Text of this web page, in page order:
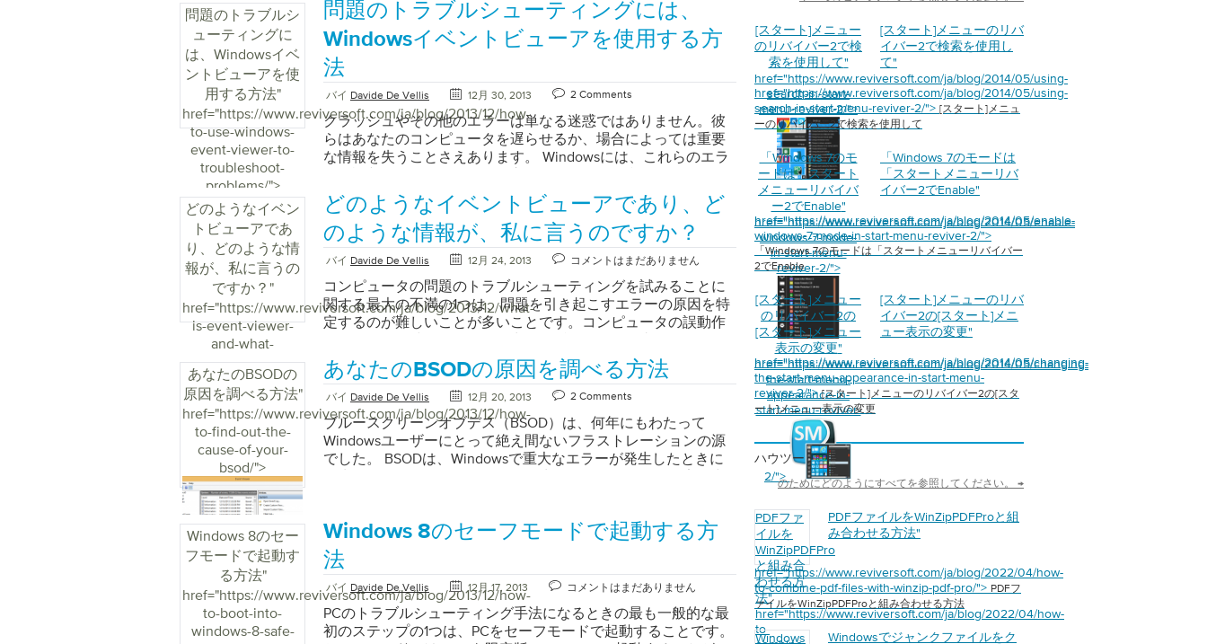
問題のトラブルシ
ューティングに
は、Windowsイベ
ントビューアを使
用する方法"
href="https://www.reviversoft.com/ja/blog/2013/12/how-
to-use-windows-
event-viewer-to-
troubleshoot-
problems/">
問題のトラブルシューティングには、
Windowsイベントビューアを使用する方
法
バイ Davide De Vellis 12月 30, 2013 2 Comments
クラッシュやその他のエラーは単なる迷惑ではありません。彼
らはあなたのコンピュータを遅らせるか、場合によっては重要
な情報を失うことさえあります。 Windowsには、これらのエラ
り、すぐに活動を進めるのに役立ちます。 イベントビューア
は、Windowsの最も重要な診断ツールの1つです。ビューアは、
発生したエラーを表示し、発生した原因を特定するのに役立ち
ます。また、画面の左側にあるアイコンを使用して、ローハイ
から緊急度を表示します。 Windows 8イベントビューアの起
動： 1. Winkey + wを押します。これにより、 検索ボックスが開
きます。検索ボックスに「 ev 」と入力し、Enterキーを押しま
す。 [ View Event Log]をクリックします 。 2.イベント・ビュー
アーの古いバージョンとWindows 8バージョンの主な違いは3パ
ネル・デザインです。これにより、見やすくなり、さまざまな
アプリケーションの動作状況を分析するのに役立ちます。 3.ク
イックイベントチェックを実行するには、[概要と要約]ペインに
注意を向けます。 4.「 重大 」または「 エラー 」とラベル付け
されたイベントを通知します。アプリケーションの問題やクラ
ッシュを引き起こす可能性があるイベント。 Windows XPおよび
Vista / 7イベントビューアの起動： 1. [ スタート ]メニューの[ コ
ール ]をクリックします 。最後に、 イベントビューアをクリッ
クします。 ビューアを起動する手順が正常に完了すると、下の
画面が表示されます。白い「 X 」の内側にある赤い円に注意し
てください。これはエラーイベントを示しています。
「Microsoft Windowsイベントビューアは、問題のトラブルシュ
ーティングに役立つ出発点です」 ビューアには多くのエラーイ
ベントが表示されることがありますが、これはWindowsが最初
どのようなイベン
トビューアであ
り、どのような情
報が、私に言うの
ですか？ "
href="https://www.reviversoft.com/ja/blog/2013/12/what-
is-event-viewer-
and-what-
information-does-
it-tell-me/">
どのようなイベントビューアであり、ど
のような情報が、私に言うのですか？
バイ Davide De Vellis 12月 24, 2013 コメントはまだありません
コンピュータの問題のトラブルシューティングを試みることに
関する最大の不満の1つは、問題を引き起こすエラーの原因を特
定するのが難しいことが多いことです。コンピュータの誤動作
ん。 1分あなたのコンピュータは完全に正常に動作しています。
起動するまでにずっと時間がかかっていたり、プログラムがス
ムーズに機能していません。 幸い、Microsoft Windowsには、多
くのWindowsユーザーにはあまり知られていない便利なプログ
ラムが搭載されています。 イベントビューアは、コンピュータ
で最初に起動した瞬間から発生するすべてのイベントを記録し
ます。ログに記録されるイベントには、コンピュータにインス
ビューアでさまざまな情報が収集されます」 イベントビューア
は、ITプロフェッショナル、コンピュータ技術者、プログラマ
によってよく使用されます。しかし、Windowsユーザーは、こ
れを使用して、コンピュータが表面下で何をしているのかを知
ることができます。多くの場合、イベントビューアはイベント
やそれ以降のエラーを表示し、コンピュータの誤動作やパフォ
ーマンスの低下につながります。 イベントビューアはすべての
あなたのBSODの
原因を調べる方法"
href="https://www.reviversoft.com/ja/blog/2013/12/how-
to-find-out-the-
cause-of-your-
bsod/">
あなたのBSODの原因を調べる方法
バイ Davide De Vellis 12月 20, 2013 2 Comments
ブルースクリーンオブデス（BSOD）は、何年にもわたって
Windowsユーザーにとって絶え間ないフラストレーションの源
でした。 BSODは、Windowsで重大なエラーが発生したときに
けでなく、重要なデータの損失につながる可能性があり、マシ
ンに深刻な問題があることを示します。 BSODの原因を見つけ
る方法BSODは重大なエラーであり、残念ながら多くの原因が考
えられます。通常、死のBSODは、重大なハードウェアエラーを
示します。ただし、マルウェア感染、ドライバの障害、または
ソフトウェアエラーの結果である可能性もあります。エラーの
正確な原因を特定するには、トラブルシューティングが必要で
Windows 8のセー
フモードで起動す
る方法"
href="https://www.reviversoft.com/ja/blog/2013/12/how-
to-boot-into-
windows-8-safe-
Windows 8のセーフモードで起動する方
法
バイ Davide De Vellis 12月 17, 2013 コメントはまだありません
PCのトラブルシューティング手法になるときの最も一般的な最
初のステップの1つは、PCをセーフモードで起動することです。
[スタート]メニュー
のリバイバー2で検
索を使用して"
href="https://www.reviversoft.com/ja/blog/2014/05/using-
search-in-start-
menu-reviver-2/">
[スタート]メニューのリバ
イバー2で検索を使用し
て"
href="https://www.reviversoft.com/ja/blog/2014/05/using-
search-in-start-menu-reviver-2/"> [スタート]メニュ
ーのリバイバー2で検索を使用して
「Windows 7のモ
ードは「スタート
メニューリバイバ
ー2でEnable"
href="https://www.reviversoft.com/ja/blog/2014/05/enable-
windows-7-mode-
in-start-menu-
reviver-2/">
「Windows 7のモードは
「スタートメニューリバ
イバー2でEnable"
href="https://www.reviversoft.com/ja/blog/2014/05/enable-
windows-7-mode-in-start-menu-reviver-2/">
「Windows 7のモードは「スタートメニューリバイバー
2でEnable
[スタート]メニュー
のリバイバー2の
[スタート]メニュー
表示の変更"
href="https://www.reviversoft.com/ja/blog/2014/05/changing-
the-start-menu-
appearance-in-
start-menu-reviver-
2/">
[スタート]メニューのリバ
イバー2の[スタート]メニ
ュー表示の変更"
href="https://www.reviversoft.com/ja/blog/2014/05/changing-
the-start-menu-appearance-in-start-menu-
reviver-2/">[スタート]メニューのリバイバー2の[スタ
ート]メニュー表示の変更
ハウツー
のためにどのようにすべてを参照してください。 →
PDFファ
イルを
WinZipPDFPro
と組み合
わせる方
法"
href="https://www.reviversoft.com/ja/blog/2022/04/how-
to-
PDFファイルをWinZipPDFProと組
み合わせる方法"
href="https://www.reviversoft.com/ja/blog/2022/04/how-
to-combine-pdf-files-with-winzip-pdf-pro/"> PDFフ
ァイルをWinZipPDFProと組み合わせる方法
Windows
Windowsでジャンクファイルをク